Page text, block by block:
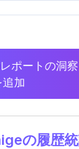
ポートの洞
加
の履歴